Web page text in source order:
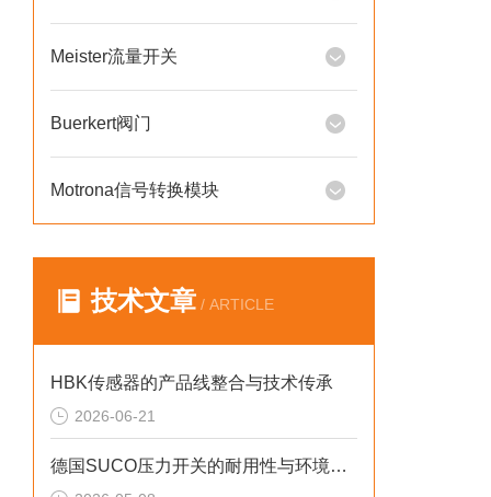
Meister流量开关
Buerkert阀门
Motrona信号转换模块
技术文章 / ARTICLE
HBK传感器的产品线整合与技术传承
2026-06-21
德国SUCO压力开关的耐用性与环境适应性分析